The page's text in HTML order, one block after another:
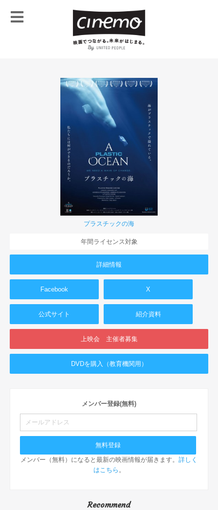
プラスチックの海
年間ライセンス対象
詳細情報
Facebook X
公式サイト 紹介資料
上映会 主催者募集
DVDを購入（教育機関用）
メンバー登録(無料)
メンバー（無料）になると最新の映画情報が届きます。 詳しく
はこちら 。
Recommend